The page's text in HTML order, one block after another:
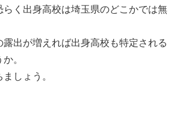
らく出身高校は埼玉県のどこかでは無
露出が増えれば出身高校も特定される
。
しょう。